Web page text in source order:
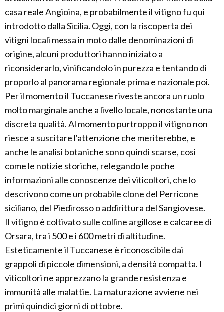
casa reale Angioina, e probabilmente il vitigno fu qui
introdotto dalla Sicilia. Oggi, con la riscoperta dei
vitigni locali messa in moto dalle denominazioni di
origine, alcuni produttori hanno iniziato a
riconsiderarlo, vinificandolo in purezza e tentando di
proporlo al panorama regionale prima e nazionale poi.
Per il momento il Tuccanese riveste ancora un ruolo
molto marginale anche a livello locale, nonostante una
discreta qualità. Al momento purtroppo il vitigno non
riesce a suscitare l'attenzione che meriterebbe, e
anche le analisi botaniche sono quindi scarse, così
come le notizie storiche, relegando le poche
informazioni alle conoscenze dei viticoltori, che lo
descrivono come un probabile clone del Perricone
siciliano, del Piedirosso o addirittura del Sangiovese.
Il vitigno è coltivato sulle colline argillose e calcaree di
Orsara, tra i 500 e i 600 metri di altitudine.
Esteticamente il Tuccanese è riconoscibile dai
grappoli di piccole dimensioni, a densità compatta. I
viticoltori ne apprezzano la grande resistenza e
immunità alle malattie. La maturazione avviene nei
primi quindici giorni di ottobre.